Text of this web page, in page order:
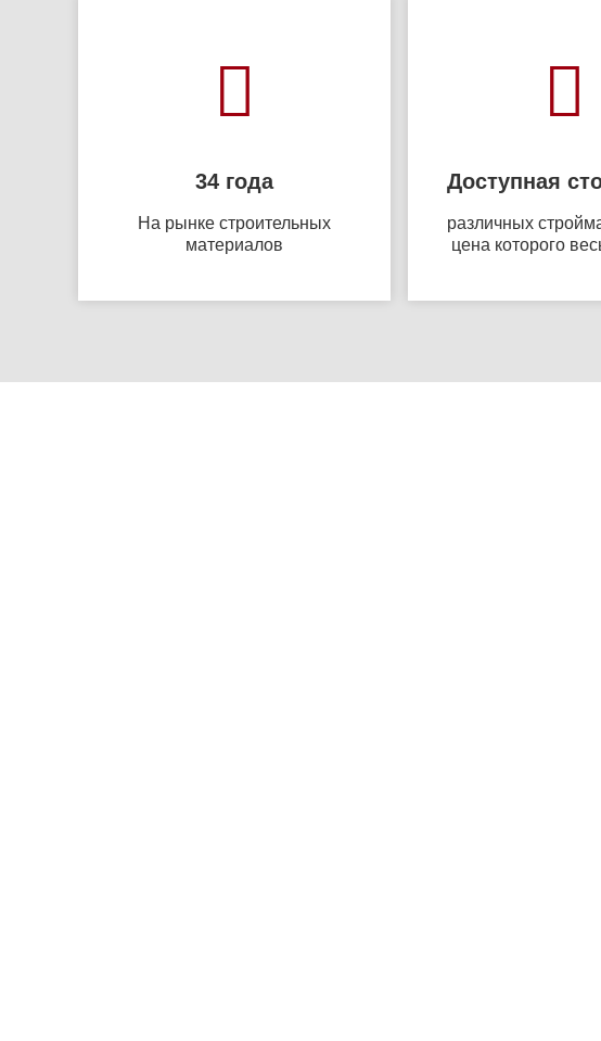
34 года
На рынке строительных
материалов
Доступная
различных
цена которого